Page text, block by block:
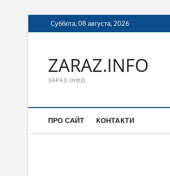
Перейти
к
Суббота, 08 августа, 2026
ZARAZ.INFO
ЗАРАЗ.ІНФО
ПРО САЙТ КОНТАКТИ